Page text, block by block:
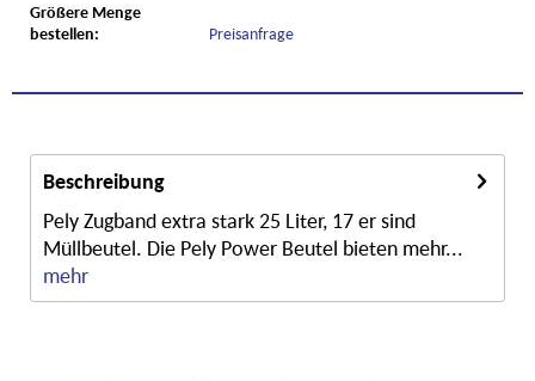
Größere Menge
bestellen:
Preisanfrage
Beschreibung
Pely Zugband extra stark 25 Liter, 17 er sind
Müllbeutel. Die Pely Power Beutel bieten mehr...
mehr